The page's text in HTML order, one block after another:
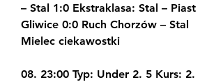
– Stal 1:0 Ekstraklasa: Stal – Piast
Gliwice 0:0 Ruch Chorzów – Stal
Mielec ciekawostki
08. 23:00 Typ: Under 2. 5 Kurs: 2.